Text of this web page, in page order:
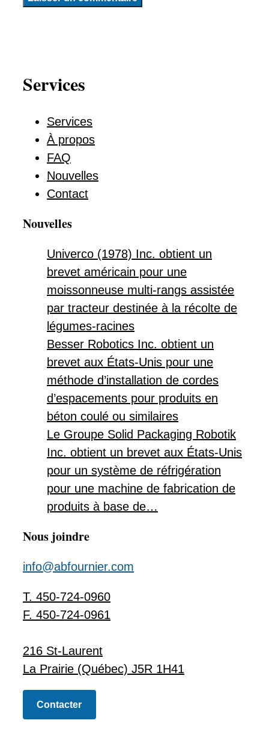
Services
Services
À propos
FAQ
Nouvelles
Contact
Nouvelles
Univerco (1978) Inc. obtient un
brevet américain pour une
moissonneuse multi-rangs assistée
par tracteur destinée à la récolte de
légumes-racines
Besser Robotics Inc. obtient un
brevet aux États-Unis pour une
méthode d’installation de cordes
d’espacements pour produits en
béton coulé ou similaires
Le Groupe Solid Packaging Robotik
Inc. obtient un brevet aux États-Unis
pour un système de réfrigération
pour une machine de fabrication de
produits à base de…
Nous joindre
info@abfournier.com
T. 450-724-0960
F. 450-724-0961
216 St-Laurent
La Prairie (Québec) J5R 1H41
Contacter